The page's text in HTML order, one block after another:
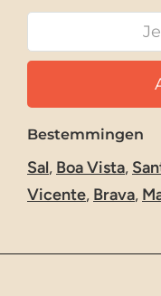
Bestemmingen
Sal, Boa Vista,
Vicente, Brava,